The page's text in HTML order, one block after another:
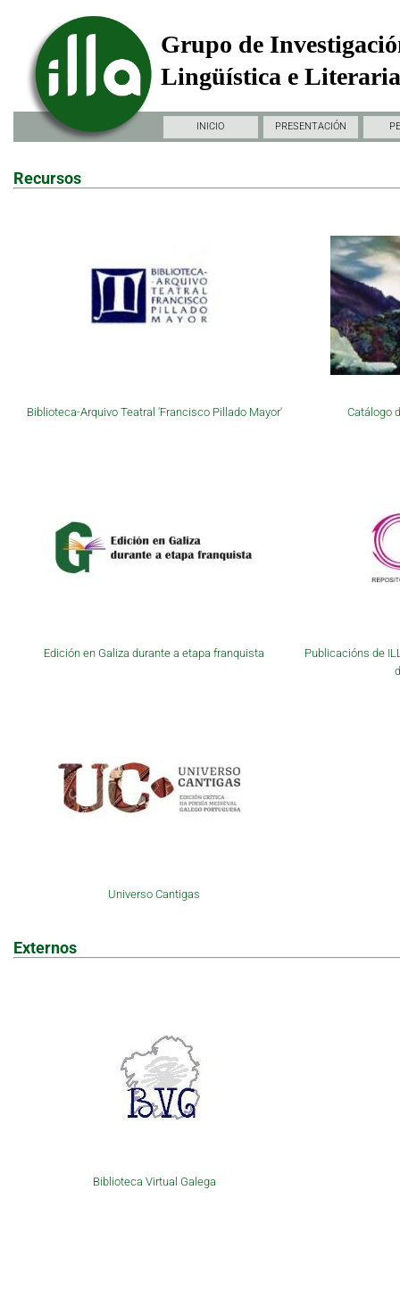
Grupo de
Lingüística e
INICIO PRESENTACIÓN
Recursos
Biblioteca-Arquivo Teatral 'Francisco Pillado Mayor' Catálogo
Edición en Galiza durante a etapa franquista
Publicacións de
Universo Cantigas
Externos
Biblioteca Virtual Galega